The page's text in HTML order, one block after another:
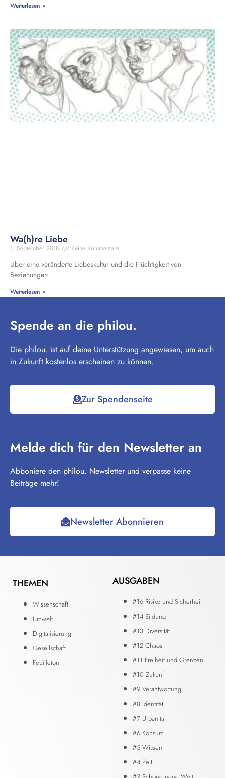
Weiterlesen »
Wa(h)re Liebe
1. September 2018 Keine Kommentare
Über eine veränderte Liebeskultur und die Flüchtigkeit von
Beziehungen
Weiterlesen »
Spende an die philou.
Die philou. ist auf deine Unterstützung angewiesen, um auch
in Zukunft kostenlos erscheinen zu können.
Zur Spendenseite
Melde dich für den Newsletter an
Abboniere den philou. Newsletter und verpasse keine
Beiträge mehr!
Newsletter Abonnieren
THEMEN
Wissenschaft
Umwelt
Digitalisierung
Gesellschaft
Feuilleton
AUSGABEN
#16 Risiko und Sicherheit
#14 Bildung
#13 Diversität
#12 Chaos
#11 Freiheit und Grenzen
#10 Zukunft
#9 Verantwortung
#8 Identität
#7 Urbanität
#6 Konsum
#5 Wissen
#4 Zeit